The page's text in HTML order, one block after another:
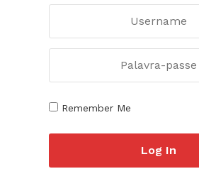
Remember Me